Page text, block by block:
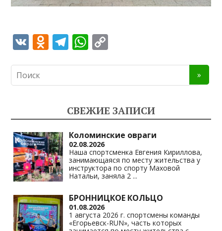
V O
o
as
s
ni
ki
T
gr
a
m
W
s
A
p
p
y
Li
n
k
СВЕЖИЕ ЗАПИСИ
Коломинские овраги
02.08.2026
Наша спортсменка Евгения Кириллова,
занимающаяся по месту жительства у
инструктора по спорту Маховой
Натальи, заняла 2 ...
БРОННИЦКОЕ КОЛЬЦО
01.08.2026
1 августа 2026 г. спортсмены команды
«Егорьевск-RUN», часть которых